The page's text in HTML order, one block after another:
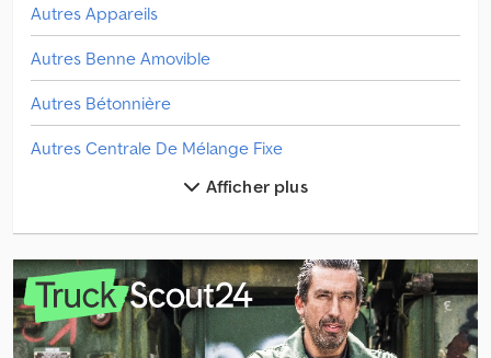
Autres Appareils
Autres Benne Amovible
Autres Bétonnière
Autres Centrale De Mélange Fixe
Autres Centrale De Mélange Mobile
Autres Châssis
Autres Châssis Mixte
Autres Construction Standard
Afficher plus